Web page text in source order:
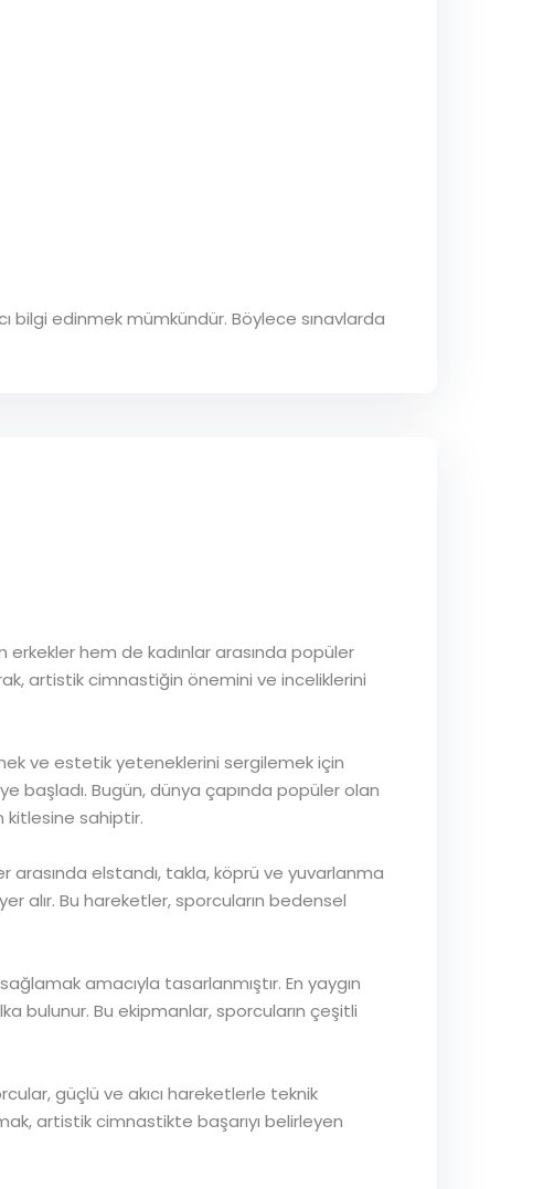
bilgi edinmek mümkündür. Böylece sınavlarda
hem de kadınlar arasında popüler
artistik cimnastiğin önemini ve inceliklerini
ve estetik yeteneklerini sergilemek için
başladı. Bugün, dünya çapında popüler olan
kitlesine sahiptir.
elstandı, takla, köprü ve yuvarlanma
alır. Bu hareketler, sporcuların bedensel
amacıyla tasarlanmıştır. En yaygın
bulunur. Bu ekipmanlar, sporcuların çeşitli
güçlü ve akıcı hareketlerle teknik
artistik cimnastikte başarıyı belirleyen